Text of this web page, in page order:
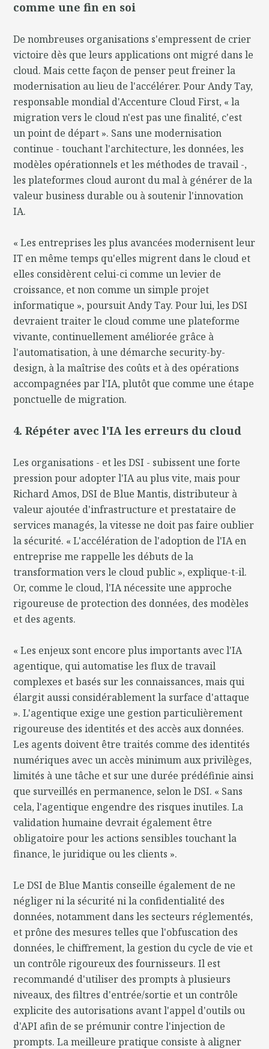
comme une fin en soi
De nombreuses organisations s'empressent de crier
victoire dès que leurs applications ont migré dans le
cloud. Mais cette façon de penser peut freiner la
modernisation au lieu de l'accélérer. Pour Andy Tay,
responsable mondial d'Accenture Cloud First, « la
migration vers le cloud n'est pas une finalité, c'est
un point de départ ». Sans une modernisation
continue - touchant l'architecture, les données, les
modèles opérationnels et les méthodes de travail -,
les plateformes cloud auront du mal à générer de la
valeur business durable ou à soutenir l'innovation
IA.
« Les entreprises les plus avancées modernisent leur
IT en même temps qu'elles migrent dans le cloud et
elles considèrent celui-ci comme un levier de
croissance, et non comme un simple projet
informatique », poursuit Andy Tay. Pour lui, les DSI
devraient traiter le cloud comme une plateforme
vivante, continuellement améliorée grâce à
l'automatisation, à une démarche security-by-
design, à la maîtrise des coûts et à des opérations
accompagnées par l'IA, plutôt que comme une étape
ponctuelle de migration.
4. Répéter avec l'IA les erreurs du cloud
Les organisations - et les DSI - subissent une forte
pression pour adopter l'IA au plus vite, mais pour
Richard Amos, DSI de Blue Mantis, distributeur à
valeur ajoutée d'infrastructure et prestataire de
services managés, la vitesse ne doit pas faire oublier
la sécurité. « L'accélération de l'adoption de l'IA en
entreprise me rappelle les débuts de la
transformation vers le cloud public », explique-t-il.
Or, comme le cloud, l'IA nécessite une approche
rigoureuse de protection des données, des modèles
et des agents.
« Les enjeux sont encore plus importants avec l'IA
agentique, qui automatise les flux de travail
complexes et basés sur les connaissances, mais qui
élargit aussi considérablement la surface d'attaque
». L'agentique exige une gestion particulièrement
rigoureuse des identités et des accès aux données.
Les agents doivent être traités comme des identités
numériques avec un accès minimum aux privilèges,
limités à une tâche et sur une durée prédéfinie ainsi
que surveillés en permanence, selon le DSI. « Sans
cela, l'agentique engendre des risques inutiles. La
validation humaine devrait également être
obligatoire pour les actions sensibles touchant la
finance, le juridique ou les clients ».
Le DSI de Blue Mantis conseille également de ne
négliger ni la sécurité ni la confidentialité des
données, notamment dans les secteurs réglementés,
et prône des mesures telles que l'obfuscation des
données, le chiffrement, la gestion du cycle de vie et
un contrôle rigoureux des fournisseurs. Il est
recommandé d'utiliser des prompts à plusieurs
niveaux, des filtres d'entrée/sortie et un contrôle
explicite des autorisations avant l'appel d'outils ou
d'API afin de se prémunir contre l'injection de
prompts. La meilleure pratique consiste à aligner